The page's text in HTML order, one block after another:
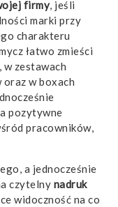
firmy, jeśli
marki przy
charakteru
łatwo zmieści
w zestawach
w boxach
pozytywne
pracowników,
a jednocześnie
czytelny nadruk
widoczność na co